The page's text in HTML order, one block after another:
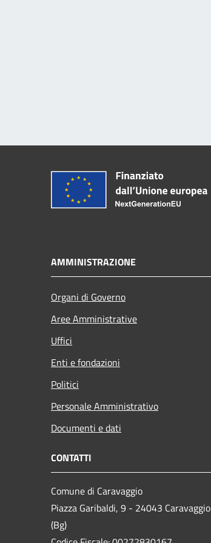
AMMINISTRAZIONE
Organi di Governo
Aree Amministrative
Uffici
Enti e fondazioni
Politici
Personale Amministrativo
Documenti e dati
CONTATTI
Comune di Caravaggio
Piazza Garibaldi, 9 - 24043 Caravaggio
(Bg)